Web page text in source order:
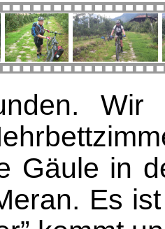
Gäule in
Es